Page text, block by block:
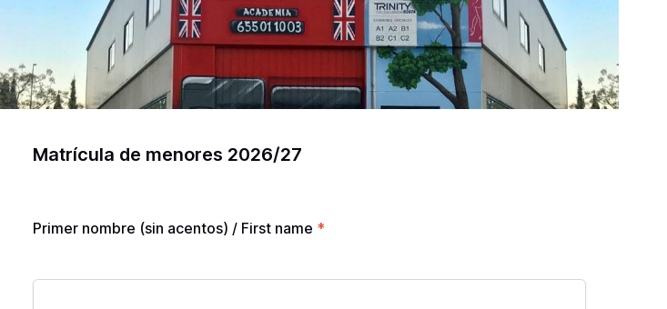
Matrícula de menores 2026/27
Primer nombre (sin acentos) / First name *